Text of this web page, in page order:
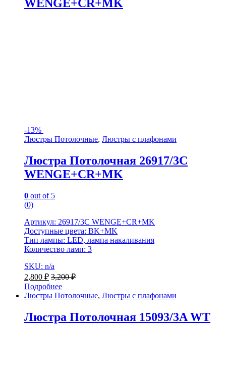
WENGE+CR+MK
-13%
Люстры Потолочные, Люстры с плафонами
Люстра Потолочная 26917/3C
WENGE+CR+MK
0 out of 5
(0)
Артикул: 26917/3C WENGE+CR+MK
Доступные цвета: BK+MK
Тип лампы: LED, лампа накаливания
Количество ламп: 3
SKU: n/a
2,800 ₽ 3,200₽
Подробнее
Люстры Потолочные, Люстры с плафонами
Люстра Потолочная 15093/3A WT